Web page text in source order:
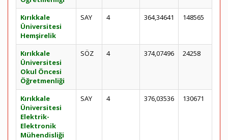
Kırıkkale
Üniversitesi
Hemşirelik
SAY 4 364,34641 148565
Kırıkkale
Üniversitesi
Okul Öncesi
Öğretmenliği
SÖZ 4 374,07496 24258
Kırıkkale
Üniversitesi
Elektrik-
Elektronik
Mühendisliği
SAY 4 376,03536 130671